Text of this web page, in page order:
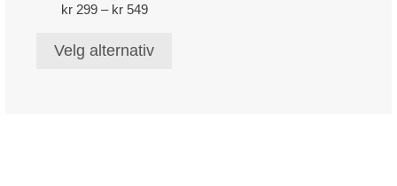
kr299 – kr549Prisområde:
til
Velg alternativ
Alternativene
velges